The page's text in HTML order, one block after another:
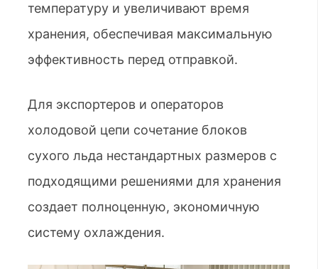
температуру и увеличивают время
хранения, обеспечивая максимальную
эффективность перед отправкой.
Для экспортеров и операторов
холодовой цепи сочетание блоков
сухого льда нестандартных размеров с
подходящими решениями для хранения
создает полноценную, экономичную
систему охлаждения.